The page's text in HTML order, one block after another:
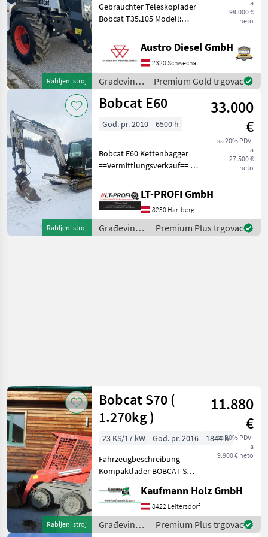
Rabljeni stroj
a
99.000 €
neto
Gebrauchter Teleskoplader
Bobcat T35.105 Modell:
Ausstattung
Fahrgestellnummer:
B41616105 Motornummer:
9065422 Bereifung vorne:
40
Austro Diesel GmbH
2320 Schwechat
Građevinski
strojevi /
Bobcat
Premium Gold trgovac
Rabljeni stroj
Bobcat E60
33.000
€
sa 20% PDV-
a
27.500 €
neto
God. pr. 2010 6500 h
Bobcat E60 Kettenbagger
==Vermittlungsverkauf== -
Einsatzbereit -Guter
Zustand -Powertilt3
Löffelpaket Maschine zu
besichtigen
LT-PROFI GmbH
8230 Hartberg
Građevinski
strojevi /
Premium Plus trgovac
Rabljeni stroj
Bobcat S70 (
1.270kg )
11.880
€
sa 20% PDV-
a
9.900 € neto
23 KS/17 kW God. pr. 2016
1844 h
Fahrzeugbeschreibung
Kompaktlader BOBCAT S70
Stunden 1.228 KG 17, 2 KW -
incl. Schaufel - mech.
Schnellwechsler -
Zusatzkreis
Kaufmann Holz GmbH
8422 Leitersdorf
Građevinski
Premium Plus trgovac